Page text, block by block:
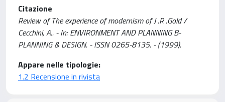
Citazione
Review of The experience of modernism of J .R .Gold /
Cecchini, A.. - In: ENVIRONMENT AND PLANNING B-
PLANNING & DESIGN. - ISSN 0265-8135. - (1999).
Appare nelle tipologie:
1.2 Recensione in rivista